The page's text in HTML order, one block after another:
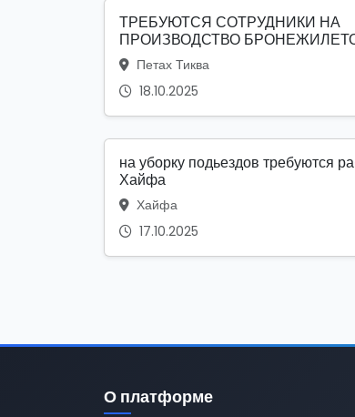
ТРЕБУЮТСЯ СОТРУДНИКИ НА
ПРОИЗВОДСТВО
Петах Тиква
18.10.2025
на уборку подьездов требуются
Хайфа
Хайфа
17.10.2025
О платформе